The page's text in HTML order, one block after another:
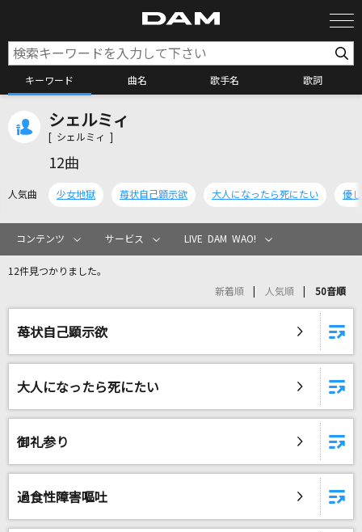
キーワード 曲名 歌手名 歌詞
カラオケリクエスト
リアルタイムで歌われている曲の一覧
[生音]羽
稲葉浩志
MY LITTLE LOVER
愛麗絲(アリス)
シェルミィ
[ シェルミィ ]
12曲
人気曲 少女地獄 苺状自己顕示欲 大人になったら死にたい 優
コンテンツ サービス LIVE DAM WAO!
12件見つかりました。
新着順 人気順 50音順
苺状自己顕示欲
大人になったら死にたい
御礼参り
過食性障害嘔吐